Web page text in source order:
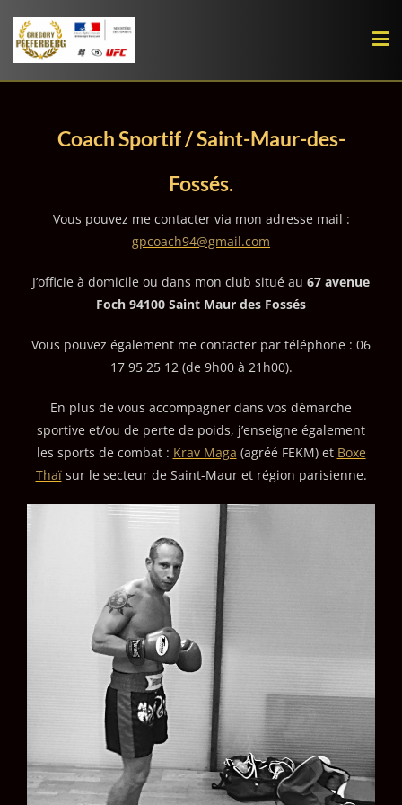
content
Coach Sportif / Saint-Maur-des-
Fossés.
Vous pouvez me contacter via mon adresse mail :
gpcoach94@gmail.com
J’officie à domicile ou dans mon club situé au 67 avenue
Foch 94100 Saint Maur des Fossés
Vous pouvez également me contacter par téléphone : 06
17 95 25 12 (de 9h00 à 21h00).
En plus de vous accompagner dans vos démarche
sportive et/ou de perte de poids, j’enseigne également
les sports de combat : Krav Maga (agréé FEKM) et Boxe
Thaïsur le secteur de Saint-Maur et région parisienne.